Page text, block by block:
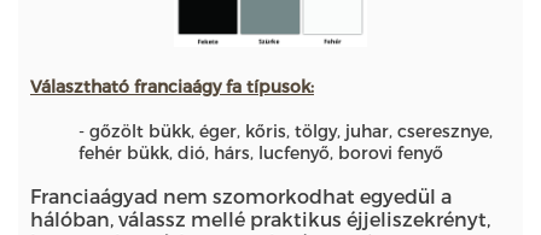
Választható franciaágyfa típusok:
- gőzölt bükk, éger, kőris, tölgy, juhar, cseresznye,
fehér bükk, dió, hárs, lucfenyő, borovi fenyő
Franciaágyad nem szomorkodhat egyedül a
hálóban, válassz mellé praktikus éjjeliszekrényt,